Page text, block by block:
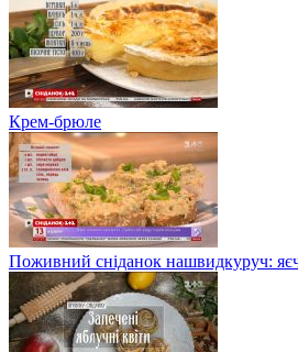
Крем-брюле
Поживний сніданок нашвидкуруч: